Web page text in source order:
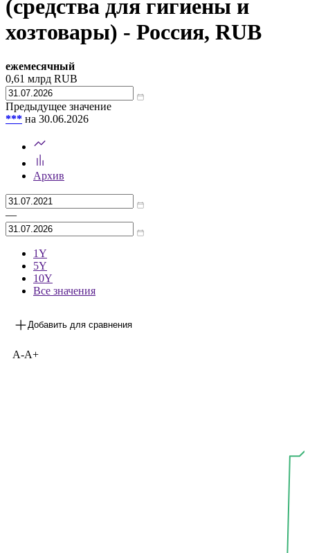
(средства для гигиены и
хозтовары) - Россия, RUB
ежемесячный
0,61 млрд RUB
Предыдущее значение
*** на 30.06.2026
Архив
—
1Y
5Y
10Y
Все значения
Добавить для сравнения